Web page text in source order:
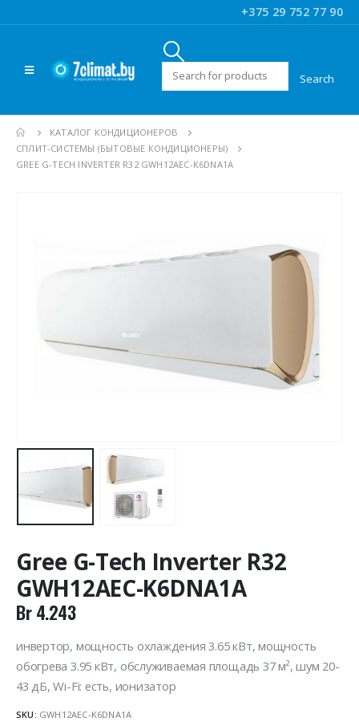
+375 29 752 77 90
Искать:
КАТАЛОГ КОНДИЦИОНЕРОВ
CПЛИТ-СИСТЕМЫ (БЫТОВЫЕ КОНДИЦИОНЕРЫ)
GREE G-TECH INVERTER R32 GWH12AEC-K6DNA1A
Gree G-Tech Inverter R32
GWH12AEC-K6DNA1A
Br4.243
инвертор, мощность охлаждения 3.65 кВт, мощность
обогрева 3.95 кВт, обслуживаемая площадь 37 м², шум 20-
43 дБ, Wi-Fi: есть, ионизатор
SKU: GWH12AEC-K6DNA1A